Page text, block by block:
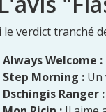
le verdict tranché
Always Welcome :
Step Morning : Un
Dschingis Ranger :